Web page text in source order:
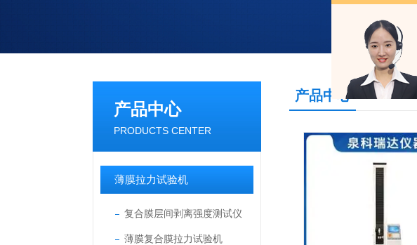
产品中心
PRODUCTS CENTER
薄膜拉力试验机
复合膜层间剥离强度测试仪
薄膜复合膜拉力试验机
产品中心